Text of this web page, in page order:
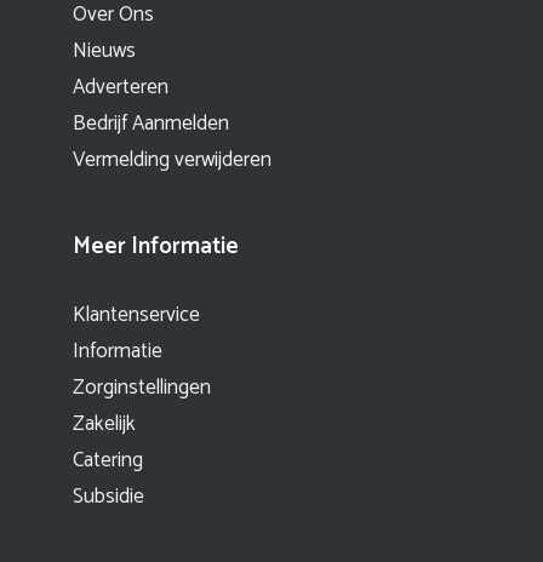
Over Ons
Nieuws
Adverteren
Bedrijf Aanmelden
Vermelding verwijderen
Meer Informatie
Klantenservice
Informatie
Zorginstellingen
Zakelijk
Catering
Subsidie